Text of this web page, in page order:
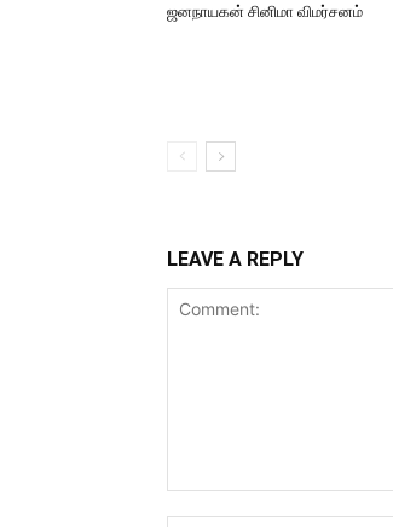
ஜனநாயகன் சினிமா விமர்சனம்
LEAVE A REPLY